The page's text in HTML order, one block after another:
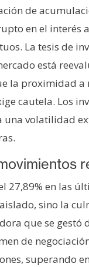
de
en el interés
La tesis de
está
la proximidad a
cautela. Los
una volatilidad
27,89% en las
sino la
que se gestó
de
superando